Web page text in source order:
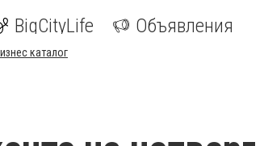
BigCityLife Объявления
каталог